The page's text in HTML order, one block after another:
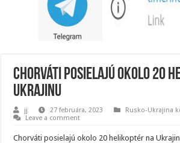
Chorváti posielajú okolo 20
Ukrajinu
jj 27 februára, 2023
Rusko-Ukrajina
Leave a comment
Chorváti posielajú okolo 20 helikoptér na